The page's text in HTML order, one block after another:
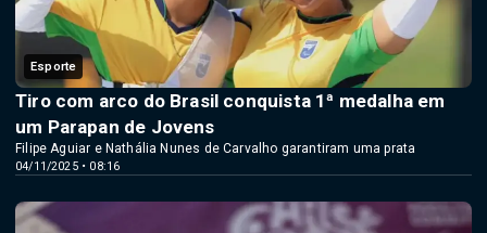
Esporte
04/11/2025 • 08:16
Tiro com arco do Brasil conquista 1ª medalha em
um Parapan de Jovens
Filipe Aguiar e Nathália Nunes de Carvalho garantiram uma prata